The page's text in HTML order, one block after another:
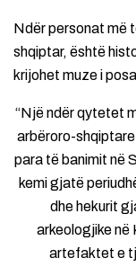
Ndër personat më
shqiptar, është
krijohet muze i
“Një ndër qytetet
arbëroro-
para të banimit në
kemi gjatë
dhe hekurit
arkeologjike në
artefaktet e